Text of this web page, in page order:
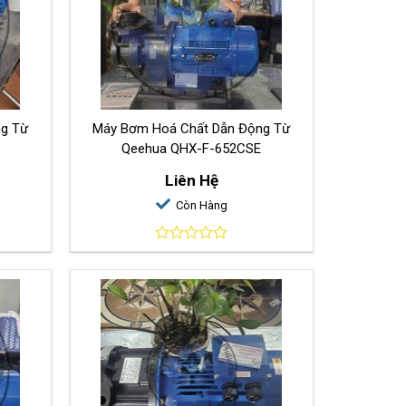
Từ
Máy Bơm Hoá Chất Dẫn Động Từ
Qeehua QHX-F-652CSE
Liên Hệ
Còn Hàng
0
out
of
5